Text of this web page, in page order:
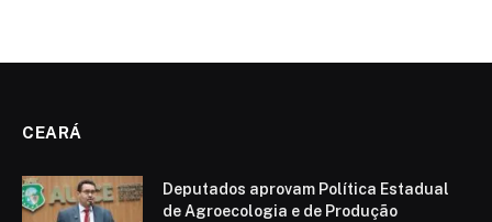
CEARÁ
Deputados aprovam Política Estadual
de Agroecologia e de Produção